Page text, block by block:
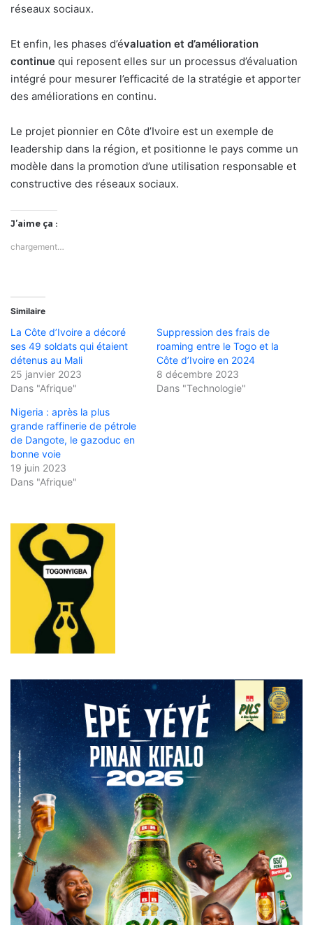
réseaux sociaux.
Et enfin, les phases d’évaluation et d’amélioration
continue qui reposent elles sur un processus d’évaluation
intégré pour mesurer l’efficacité de la stratégie et apporter
des améliorations en continu.
Le projet pionnier en Côte d’Ivoire est un exemple de
leadership dans la région, et positionne le pays comme un
modèle dans la promotion d’une utilisation responsable et
constructive des réseaux sociaux.
J’aime ça :
chargement…
Similaire
La Côte d’Ivoire a décoré
ses 49 soldats qui étaient
détenus au Mali
25 janvier 2023
Dans "Afrique"
Suppression des frais de
roaming entre le Togo et la
Côte d’Ivoire en 2024
8 décembre 2023
Dans "Technologie"
Nigeria : après la plus
grande raffinerie de pétrole
de Dangote, le gazoduc en
bonne voie
19 juin 2023
Dans "Afrique"